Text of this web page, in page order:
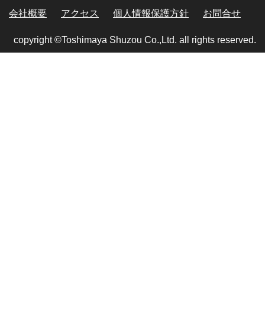
会社概要 アクセス 個人情報保護方針 お問合せ
copyright ©Toshimaya Shuzou Co.,Ltd. all rights reserved.